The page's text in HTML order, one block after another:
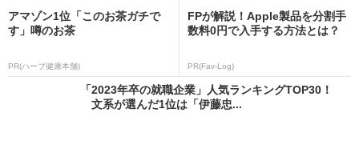
アマゾン1位「このお茶ガチで
す」噂のお茶
PR(ハーブ健康本舗)
FPが解説！Apple製品を分割手
数料0円で入手する方法とは？
PR(Fav-Log)
「2023年卒の就職企業」人気ランキングTOP30！
文系が選んだ1位は「伊藤忠...